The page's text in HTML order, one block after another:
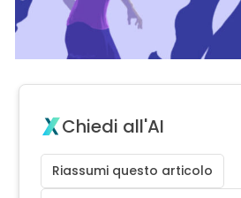
Chiedi all'AI
Riassumi questo articolo